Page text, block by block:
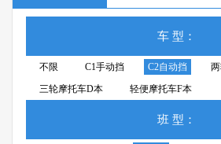
车 型：
不限 C1手动挡 C2自动挡
三轮摩托车D本
轻便摩托车F本
班 型：